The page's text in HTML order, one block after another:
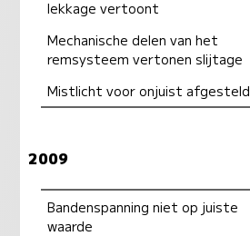
lekkage vertoont
Mechanische delen van het
remsysteem vertonen slijtage
Mistlicht voor onjuist afgesteld
2009
Bandenspanning niet op juiste
waarde